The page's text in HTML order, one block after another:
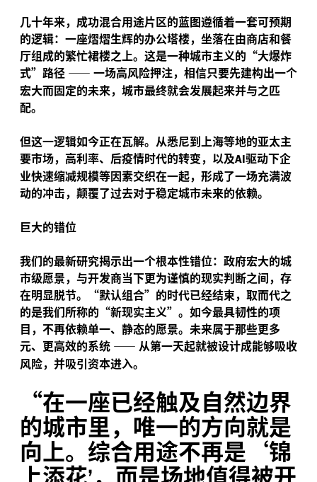
几十年来，成功混合用途片区的蓝图遵循着一套可预期
的逻辑：一座熠熠生辉的办公塔楼，坐落在由商店和餐
厅组成的繁忙裙楼之上。这是一种城市主义的“大爆炸
式”路径 —— 一场高风险押注，相信只要先建构出一个
宏大而固定的未来，城市最终就会发展起来并与之匹
配。
但这一逻辑如今正在瓦解。从悉尼到上海等地的亚太主
要市场，高利率、后疫情时代的转变，以及AI驱动下企
业快速缩减规模等因素交织在一起，形成了一场充满波
动的冲击，颠覆了过去对于稳定城市未来的依赖。
巨大的错位
我们的最新研究揭示出一个根本性错位：政府宏大的城
市级愿景，与开发商当下更为谨慎的现实判断之间，存
在明显脱节。“默认组合”的时代已经结束，取而代之
的是我们所称的“新现实主义”。如今最具韧性的项
目，不再依赖单一、静态的愿景。未来属于那些更多
元、更高效的系统 —— 从第一天起就被设计成能够吸收
风险，并吸引资本进入。
“在一座已经触及自然边界
的城市里，唯一的方向就是
向上。综合用途不再是‘锦
上添花’，而是场地值得被开